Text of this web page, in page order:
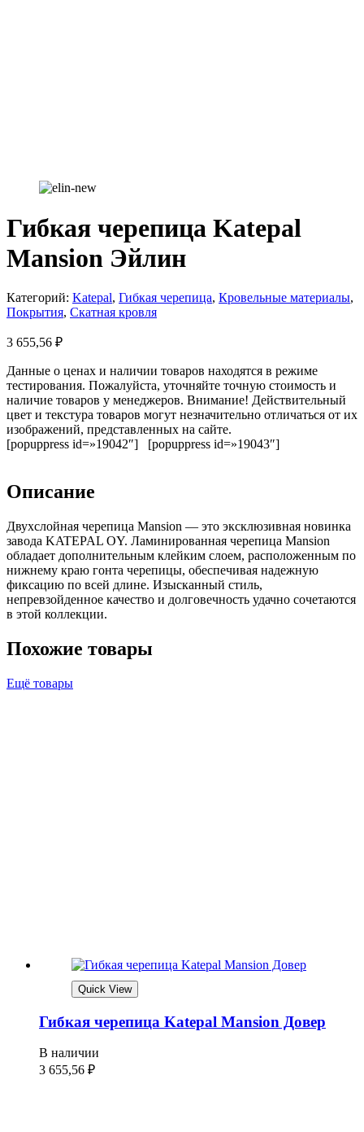
Гибкая черепица Katepal
Mansion Эйлин
Категорий: Katepal, Гибкая черепица, Кровельные материалы,
Покрытия, Скатная кровля
3 655,56 ₽
Данные о ценах и наличии товаров находятся в режиме
тестирования. Пожалуйста, уточняйте точную стоимость и
наличие товаров у менеджеров. Внимание! Действительный
цвет и текстура товаров могут незначительно отличаться от их
изображений, представленных на сайте.
[popuppress id=»19042″] [popuppress id=»19043″]
Описание
Двухслойная черепица Mansion — это эксклюзивная новинка
завода KATEPAL OY. Ламинированная черепица Mansion
обладает дополнительным клейким слоем, расположенным по
нижнему краю гонта черепицы, обеспечивая надежную
фиксацию по всей длине. Изысканный стиль,
непревзойденное качество и долговечность удачно сочетаются
в этой коллекции.
Похожие товары
Ещё товары
Quick View
Гибкая черепица Katepal Mansion Довер
В наличии
3 655,56 ₽